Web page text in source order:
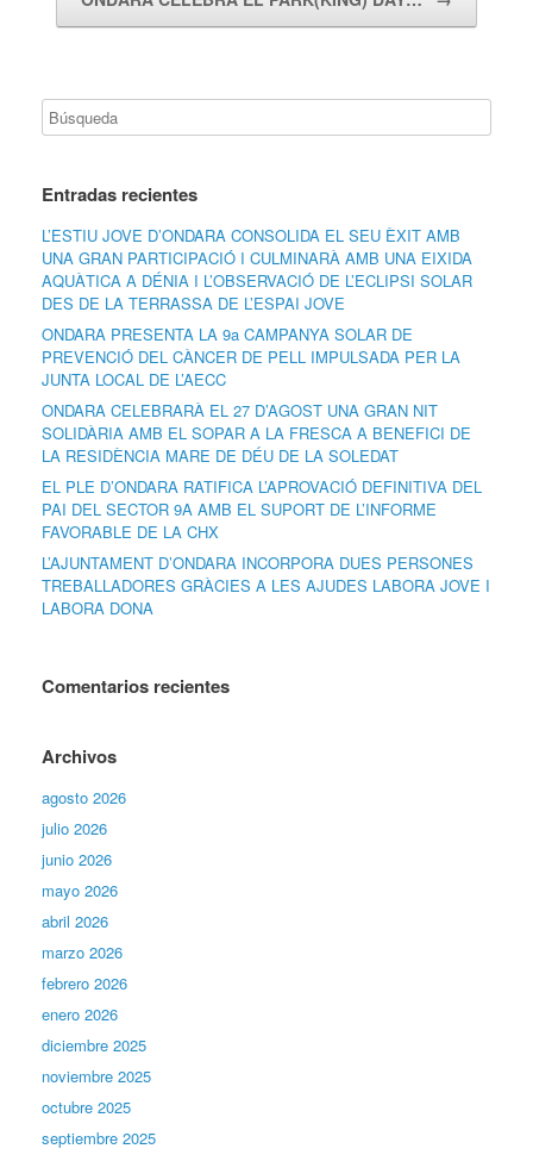
Entradas recientes
L’ESTIU JOVE D’ONDARA CONSOLIDA EL SEU ÈXIT AMB
UNA GRAN PARTICIPACIÓ I CULMINARÀ AMB UNA EIXIDA
AQUÀTICA A DÉNIA I L’OBSERVACIÓ DE L’ECLIPSI SOLAR
DES DE LA TERRASSA DE L’ESPAI JOVE
ONDARA PRESENTA LA 9a CAMPANYA SOLAR DE
PREVENCIÓ DEL CÀNCER DE PELL IMPULSADA PER LA
JUNTA LOCAL DE L’AECC
ONDARA CELEBRARÀ EL 27 D’AGOST UNA GRAN NIT
SOLIDÀRIA AMB EL SOPAR A LA FRESCA A BENEFICI DE
LA RESIDÈNCIA MARE DE DÉU DE LA SOLEDAT
EL PLE D’ONDARA RATIFICA L’APROVACIÓ DEFINITIVA DEL
PAI DEL SECTOR 9A AMB EL SUPORT DE L’INFORME
FAVORABLE DE LA CHX
L’AJUNTAMENT D’ONDARA INCORPORA DUES PERSONES
TREBALLADORES GRÀCIES A LES AJUDES LABORA JOVE I
LABORA DONA
Comentarios recientes
Archivos
agosto 2026
julio 2026
junio 2026
mayo 2026
abril 2026
marzo 2026
febrero 2026
enero 2026
diciembre 2025
noviembre 2025
octubre 2025
septiembre 2025